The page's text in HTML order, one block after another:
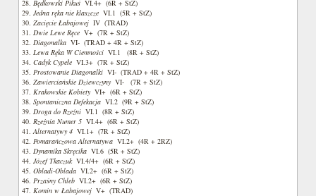
28. Będkowski Pikuś VI.4+ (6R + StZ)
29. Jedna ręka nie klaszcze VI.1 (5R + StZ)
30. Zacięcie Łabajowej IV (TRAD)
31. Dwie Lewe Ręce V+ (7R + StZ)
32. Diagonalka VI- (TRAD + 4R + StZ)
33. Lewa Ręka W Ciemności VI.1 (8R + StZ)
34. Cadyk Cypełe VI.3+ (7R + StZ)
35. Prostowanie Diagonalki VI- (TRAD + 4R + StZ)
36. Zawierciańskie DziewczynyVI- (7R + StZ)
37. Krakowskie KobietyVI+ (6R + StZ)
38. Spontaniczna Defekacja VI.2 (9R + StZ)
39. Droga do Rzeźni VI.1 (8R + StZ)
40. Rzeźnia Numer 5 VI.4+ (6R + StZ)
41. Alternatywy 4 VI.1+ (7R + StZ)
42. Pomarańczowa Alternatywa VI.2+ (4R + 2RZ)
43. Dynamika Skręcika VI.6 (5R + StZ)
44. Józef TkaczukVI.4/4+ (6R + StZ)
45. Obladi-Oblada VI.2+ (6R + StZ)
46. Przaśny Chleb VI.2+ (6R + StZ)
47. Komin w Łabajowej V+ (TRAD)